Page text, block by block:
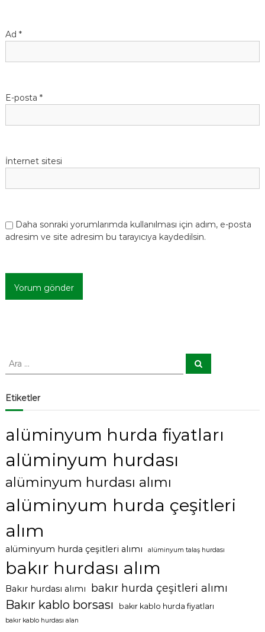
s
i
Ad *
E-posta *
İnternet sitesi
Daha sonraki yorumlarımda kullanılması için adım, e-posta
adresim ve site adresim bu tarayıcıya kaydedilsin.
A
r
Etiketler
alüminyum hurda fiyatları
alüminyum hurdası
alüminyum hurdası alımı
alüminyum hurda çeşitleri
alım
alüminyum hurda çeşitleri alımı alüminyum talaş hurdası
bakır hurdası alım
Bakır hurdası alımı bakır hurda çeşitleri alımı
Bakır kablo borsası bakır kablo hurda fiyatları
bakır kablo hurdası alan